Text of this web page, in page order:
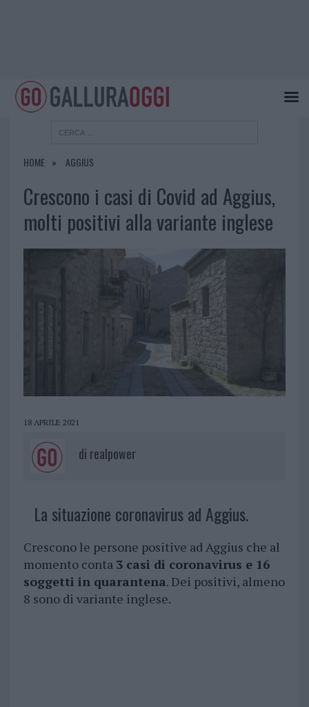
HOME AGGIUS
Crescono i casi di Covid ad Aggius,
molti positivi alla variante inglese
18 APRILE 2021
di realpower
La situazione coronavirus ad Aggius.
Crescono le persone positive ad Aggius che al
momento conta 3 casi di coronavirus e 16
soggetti in quarantena. Dei positivi, almeno
8 sono di variante inglese.